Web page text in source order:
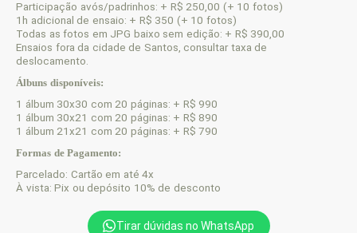
Participação avós/padrinhos: + R$ 250,00 (+ 10 fotos)
1h adicional de ensaio: + R$ 350 (+ 10 fotos)
Todas as fotos em JPG baixo sem edição: + R$ 390,00
Ensaios fora da cidade de Santos, consultar taxa de
deslocamento.
Álbuns disponíveis:
1 álbum 30x30 com 20 páginas: + R$ 990
1 álbum 30x21 com 20 páginas: + R$ 890
1 álbum 21x21 com 20 páginas: + R$ 790
Formas de Pagamento:
Parcelado: Cartão em até 4x
À vista: Pix ou depósito 10% de desconto
Tirar dúvidas no WhatsApp